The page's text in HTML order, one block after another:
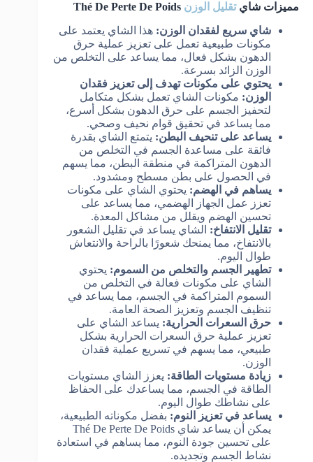
مميزات شايتقليل الوزن
شاي سريع لفقدان الوزن: هذا الشاي يعتمد على
مكونات طبيعية تعمل على تعزيز عملية حرق
الدهون بشكل فعال، مما يساعد على التخلص من
الوزن الزائد بسرعة.
يحتوي على مكونات تهدف إلى تعزيز فقدان
الوزن: مكونات الشاي تعمل بشكل متكامل
لتحفيز الجسم على حرق الدهون بشكل أسرع،
مما يساعد في تحقيق قوام نحيف وصحي.
يساعد على تنحيف البطن: يتمتع الشاي بقدرة
فائقة على مساعدة الجسم في التخلص من
الدهون المتراكمة في منطقة البطن، مما يسهم
في الحصول على بطن مسطح ومشدود.
يساهم في الهضم: يحتوي الشاي على مكونات
تعزز عمل الجهاز الهضمي، مما يساعد على
تحسين الهضم ويقلل من مشاكل المعدة.
تقليل الانتفاخ: الشاي يساعد في تقليل الشعور
بالانتفاخ، مما يمنحك شعورًا بالراحة والانتعاش
طوال اليوم.
تطهير الجسم والتخلص من السموم: يحتوي
الشاي على مكونات فعالة في التخلص من
السموم المتراكمة في الجسم، مما يساعد في
تنظيف الجسم وتعزيز الصحة العامة.
حرق السعرات الحرارية: يساعد الشاي على
تعزيز عملية حرق السعرات الحرارية بشكل
طبيعي، مما يسهم في تسريع عملية فقدان
الوزن.
زيادة مستويات الطاقة: يعزز الشاي مستويات
الطاقة في الجسم، مما يساعدك على الحفاظ
على نشاطك طوال اليوم.
يساعد في تعزيز النوم: بفضل مكوناته الطبيعية،
يمكن أن يساعد شاي Thé De Perte De Poids
على تحسين جودة النوم، مما يساهم في استعادة
نشاط الجسم وتجديده.